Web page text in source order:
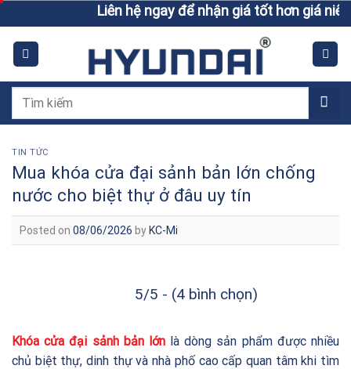
to
content
Liên hệ ngay để nhận giá tốt hơn giá niêm yết
Tìm
TIN TỨC
Mua khóa cửa đại sảnh bản lớn chống
nước cho biệt thự ở đâu uy tín
Posted on 08/06/2026 by KC-Mi
5/5 - (4 bình chọn)
Khóa cửa đại sảnh bản lớnlà dòng sản phẩm được nhiều
chủ biệt thự, dinh thự và nhà phố cao cấp quan tâm khi tìm